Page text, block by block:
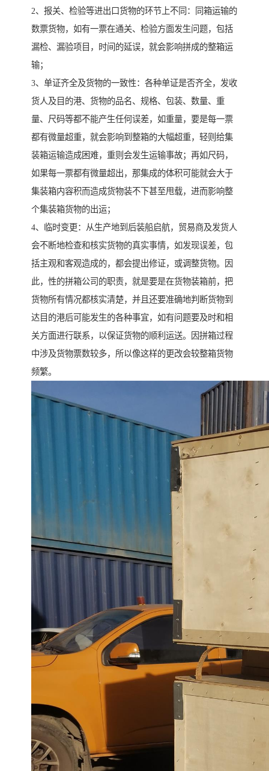
2、报关、检验等进出口货物的环节上不同：同箱运输的
数票货物，如有一票在通关、检验方面发生问题，包括
漏检、漏验项目，时间的延误，就会影响拼成的整箱运
输；
3、单证齐全及货物的一致性：各种单证是否齐全，发收
货人及目的港、货物的品名、规格、包装、数量、重
量、尺码等都不能产生任何误差，如重量，要是每一票
都有微量超重，就会影响到整箱的大幅超重，轻则给集
装箱运输造成困难，重则会发生运输事故；再如尺码，
如果每一票都有微量超出，那集成的体积可能就会大于
集装箱内容积而造成货物装不下甚至甩载，进而影响整
个集装箱货物的出运；
4、临时变更：从生产地到后装船启航，贸易商及发货人
会不断地检查和核实货物的真实事情，如发现误差，包
括主观和客观造成的，都会提出修证，或调整货物。因
此，性的拼箱公司的职责，就是要是在货物装箱前，把
货物所有情况都核实清楚，并且还要准确地判断货物到
达目的港后可能发生的各种事宜，如有问题要及时和相
关方面进行联系，以保证货物的顺利运送。因拼箱过程
中涉及货物票数较多，所以像这样的更改会较整箱货物
频繁。